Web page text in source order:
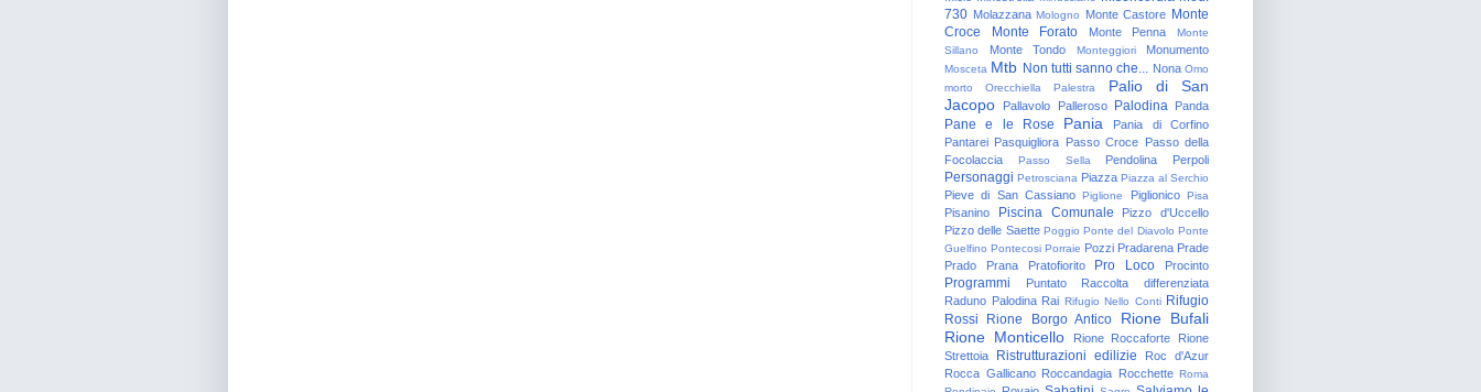
730 Molazzana Mologno Monte Castore Monte
Croce
Monte Forato Monte Penna
Monte
Sillano
Monte Tondo Monteggiori Monumento
Mosceta Mtb Non tutti sanno che... Nona Omo
morto
Orecchiella Palestra
Palio di San
Jacopo
Pallavolo Palleroso Palodina Panda
Pane e le Rose Pania
Pania di Corfino
Pantarei Pasquigliora Passo Croce Passo della
Focolaccia
Passo Sella Pendolina Perpoli
Personaggi Petrosciana Piazza Piazza al Serchio
Pieve di San Cassiano Piglione Piglionico Pisa
Pisanino Piscina Comunale
Pizzo d'Uccello
Pizzo delle Saette Poggio Ponte del Diavolo Ponte
Guelfino Pontecosi Porraie Pozzi Pradarena Prade
Prado
Prana Pratofiorito Pro Loco Procinto
Programmi Puntato
Raccolta differenziata
Raduno Palodina Rai Rifugio Nello Conti Rifugio
Rossi
Rione Borgo Antico
Rione Bufali
Rione Monticello
Rione Roccaforte
Rione
Strettoia
Ristrutturazioni edilizie
Roc d'Azur
Rocca Gallicano Roccandagia Rocchette Roma